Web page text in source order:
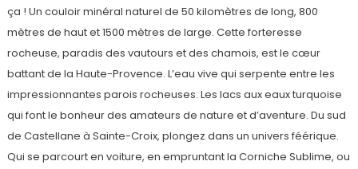
ça ! Un couloir minéral naturel de 50 kilomètres de long, 800
mètres de haut et 1500 mètres de large. Cette forteresse
rocheuse, paradis des vautours et des chamois, est le cœur
battant de la Haute-Provence. L’eau vive qui serpente entre les
impressionnantes parois rocheuses. Les lacs aux eaux turquoise
qui font le bonheur des amateurs de nature et d’aventure. Du sud
de Castellane à Sainte-Croix, plongez dans un univers féérique.
Qui se parcourt en voiture, en empruntant la Corniche Sublime, ou